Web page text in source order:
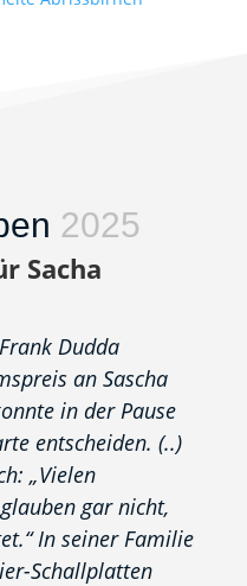
2025
Sacha
Dudda
an Sascha
in der Pause
entscheiden. (..)
„Vielen
gar nicht,
In seiner Familie
Schallplatten